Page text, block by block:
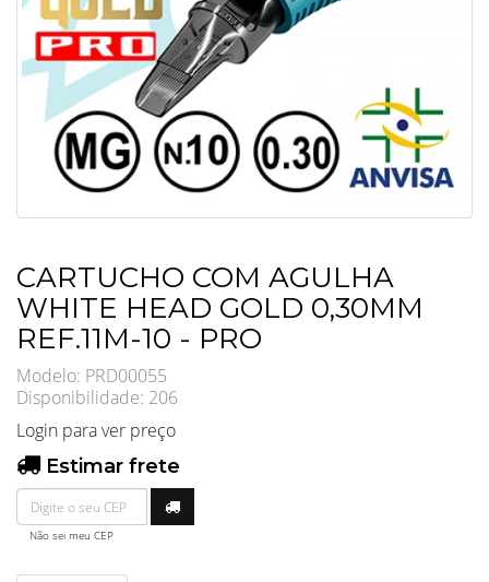
CARTUCHO COM AGULHA
WHITE HEAD GOLD 0,30MM
REF.11M-10 - PRO
Modelo: PRD00055
Disponibilidade: 206
Login para ver preço
Estimar frete
Não sei meu CEP